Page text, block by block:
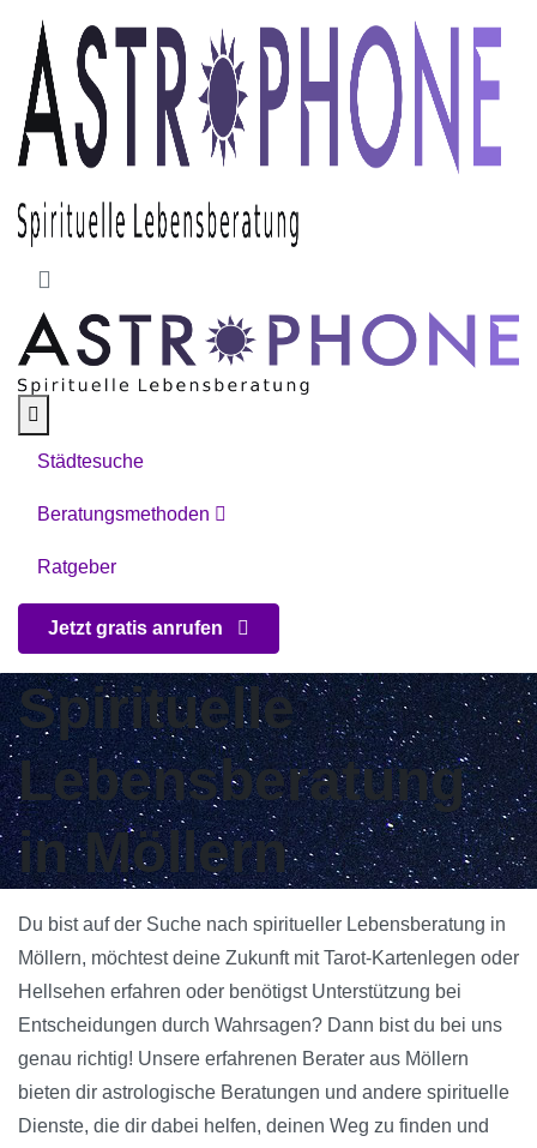
Skip to main content
Städtesuche
Beratungsmethoden
Ratgeber
Jetzt gratis anrufen
Spirituelle
Lebensberatung
in Möllern
Du bist auf der Suche nach spiritueller Lebensberatung in
Möllern, möchtest deine Zukunft mit Tarot-Kartenlegen oder
Hellsehen erfahren oder benötigst Unterstützung bei
Entscheidungen durch Wahrsagen? Dann bist du bei uns
genau richtig! Unsere erfahrenen Berater aus Möllern
bieten dir astrologische Beratungen und andere spirituelle
Dienste, die dir dabei helfen, deinen Weg zu finden und